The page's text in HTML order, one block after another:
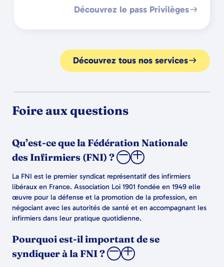
Découvrez le pass Privilèges
Découvrez tous nos services
Foire aux questions
Qu’est-ce que la Fédération Nationale
des Infirmiers (FNI) ?
La FNI est le premier syndicat représentatif des infirmiers
libéraux en France. Association Loi 1901 fondée en 1949 elle
œuvre pour la défense et la promotion de la profession, en
négociant avec les autorités de santé et en accompagnant les
infirmiers dans leur pratique quotidienne.
Pourquoi est-il important de se
syndiquer à la FNI ?